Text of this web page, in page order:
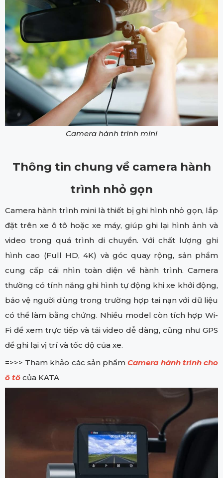
Camera hành trình mini
Thông tin chung về camera hành
trình nhỏ gọn
Camera hành trình mini là thiết bị ghi hình nhỏ gọn, lắp
đặt trên xe ô tô hoặc xe máy, giúp ghi lại hình ảnh và
video trong quá trình di chuyển. Với chất lượng ghi
hình cao (Full HD, 4K) và góc quay rộng, sản phẩm
cung cấp cái nhìn toàn diện về hành trình. Camera
thường có tính năng ghi hình tự động khi xe khởi động,
bảo vệ người dùng trong trường hợp tai nạn với dữ liệu
có thể làm bằng chứng. Nhiều model còn tích hợp Wi-
Fi để xem trực tiếp và tải video dễ dàng, cũng như GPS
để ghi lại vị trí và tốc độ của xe.
=>>> Tham khảo các sản phẩmCamera hành trình cho
ô tô của KATA